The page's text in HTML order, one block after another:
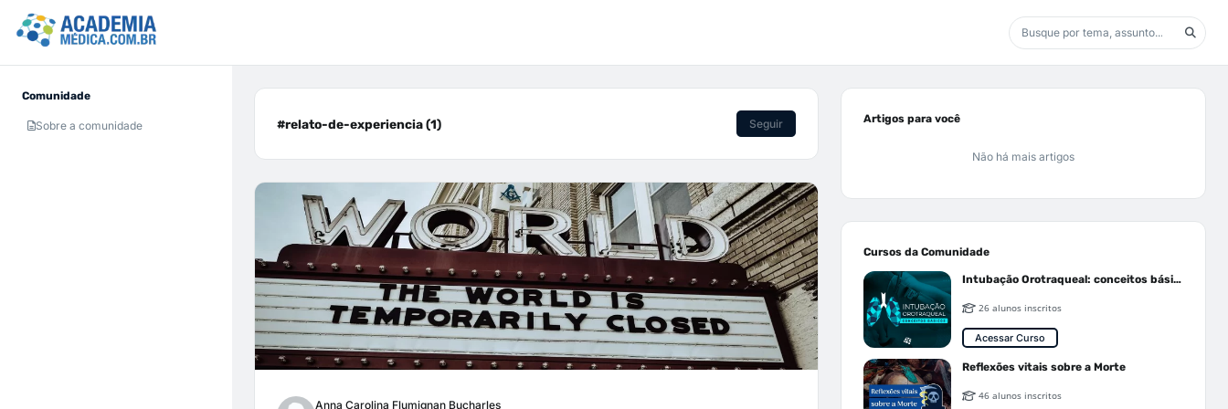
Comunidade
Sobre a comunidade #relato-de-experiencia (1) Seguir
Anna Carolina Flumignan Bucharles
Artigos para você
Não há mais artigos
Cursos da Comunidade
Intubação Orotraqueal: conceitos básicos
26 alunos inscritos
Acessar Curso
Reflexões vitais sobre a Morte
46 alunos inscritos